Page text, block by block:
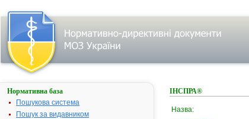
Нормативна база
Пошукова система
Пошук за видавником
ІНСПРА®
Назва: